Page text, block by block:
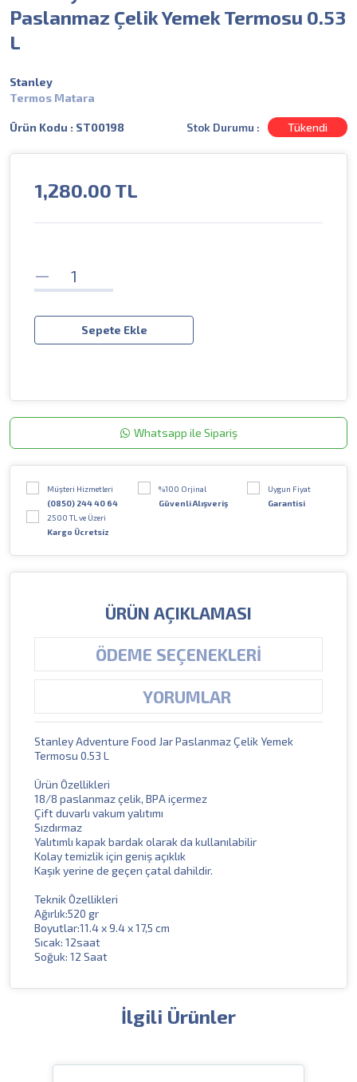
Paslanmaz Çelik Yemek Termosu 0.53
L
Stanley
Termos Matara
Ürün Kodu : ST00198 Stok Durumu : Tükendi
1,280.00 TL
Sepete Ekle
Whatsapp ile Sipariş
Müşteri Hizmetleri
(0850) 244 40 64
%100 Orjinal
Güvenli Alışveriş
Uygun Fiyat
Garantisi
2500 TL ve Üzeri
Kargo Ücretsiz
ÜRÜN AÇIKLAMASI
ÖDEME SEÇENEKLERI
YORUMLAR
Stanley Adventure Food Jar Paslanmaz Çelik Yemek
Termosu 0.53 L
Ürün Özellikleri
18/8 paslanmaz çelik, BPA içermez
Çift duvarlı vakum yalıtımı
Sızdırmaz
Yalıtımlı kapak bardak olarak da kullanılabilir
Kolay temizlik için geniş açıklık
Kaşık yerine de geçen çatal dahildir.
Teknik Özellikleri
Ağırlık:520 gr
Boyutlar:11.4 x 9.4 x 17,5 cm
Sıcak: 12saat
Soğuk: 12 Saat
İlgili Ürünler